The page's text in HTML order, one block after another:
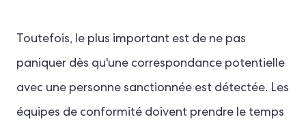
Toutefois, le plus important est de ne pas
paniquer dès qu'une correspondance potentielle
avec une personne sanctionnée est détectée. Les
équipes de conformité doivent prendre le temps